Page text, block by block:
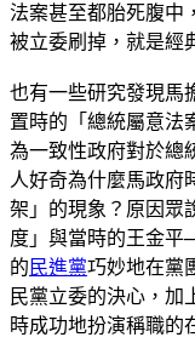
法案甚至都胎死腹中
被立委刷掉，就是經
也有一些研究發現馬
置時的「總統屬意法
為一致性政府對於總
人好奇為什麼馬政府
架」的現象？原因眾
度」與當時的王金平
的 民進黨巧妙地在黨
民黨立委的決心，加
時成功地扮演稱職的